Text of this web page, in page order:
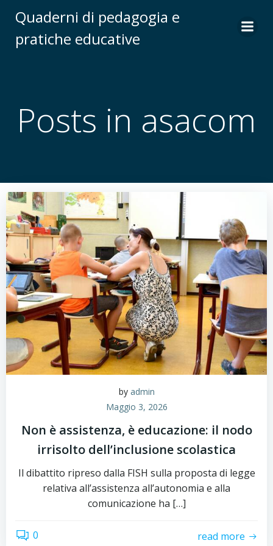
al
contenuto
Quaderni di pedagogia e
pratiche educative
Posts in asacom
by admin
Maggio 3, 2026
Non è assistenza, è educazione: il nodo
irrisolto dell’inclusione scolastica
Il dibattito ripreso dalla FISH sulla proposta di legge
relativa all’assistenza all’autonomia e alla
comunicazione ha […]
0 read more